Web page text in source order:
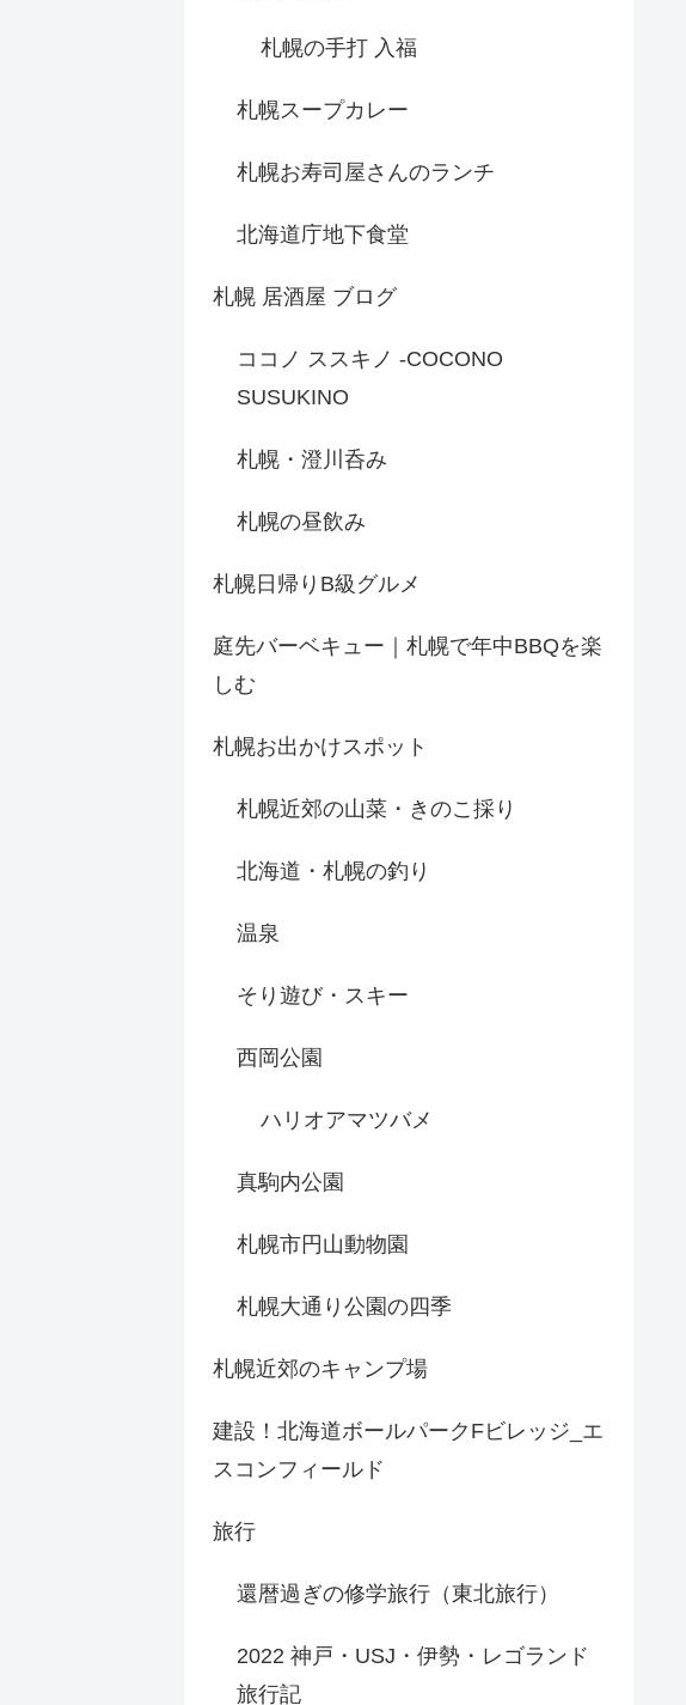
札幌の手打 入福
札幌スープカレー
札幌お寿司屋さんのランチ
北海道庁地下食堂
札幌 居酒屋 ブログ
ココノ ススキノ -COCONO
SUSUKINO
札幌・澄川呑み
札幌の昼飲み
札幌日帰りB級グルメ
庭先バーベキュー｜札幌で年中BBQを楽
しむ
札幌お出かけスポット
札幌近郊の山菜・きのこ採り
北海道・札幌の釣り
温泉
そり遊び・スキー
西岡公園
ハリオアマツバメ
真駒内公園
札幌市円山動物園
札幌大通り公園の四季
札幌近郊のキャンプ場
建設！北海道ボールパークFビレッジ_エ
スコンフィールド
旅行
還暦過ぎの修学旅行（東北旅行）
2022 神戸・USJ・伊勢・レゴランド
旅行記